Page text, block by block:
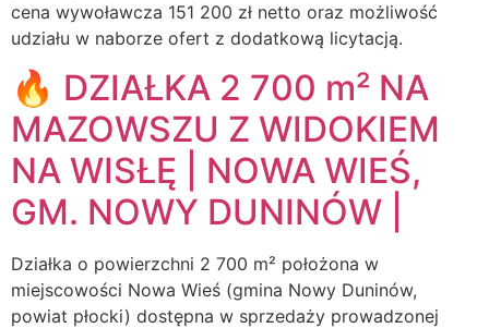
cena wywoławcza 151 200 zł netto oraz możliwość
udziału w naborze ofert z dodatkową licytacją.
🔥 DZIAŁKA 2 700 m² NA
MAZOWSZU Z WIDOKIEM
NA WISŁĘ | NOWA WIEŚ,
GM. NOWY DUNINÓW |
Działka o powierzchni 2 700 m² położona w
miejscowości Nowa Wieś (gmina Nowy Duninów,
powiat płocki) dostępna w sprzedaży prowadzonej